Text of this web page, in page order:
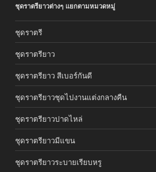
ชุดราตรียาวต่างๆ แยกตามหมวดหมู่
ชุดราตรี
ชุดราตรียาว
ชุดราตรียาว สีเบอร์กันดี
ชุดราตรียาวชุดไปงานแต่งกลางคืน
ชุดราตรียาวปาดไหล่
ชุดราตรียาวมีแขน
ชุดราตรียาวระบายเรียบหรู